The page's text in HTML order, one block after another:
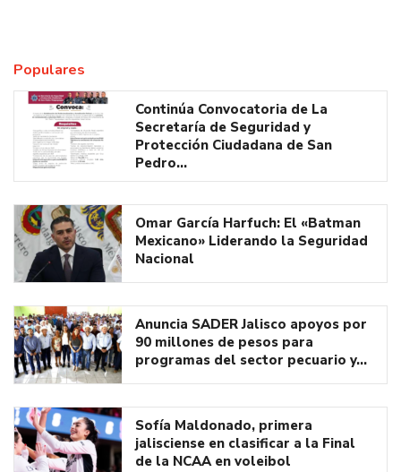
Populares
Continúa Convocatoria de La
Secretaría de Seguridad y
Protección Ciudadana de San
Pedro…
Omar García Harfuch: El «Batman
Mexicano» Liderando la Seguridad
Nacional
Anuncia SADER Jalisco apoyos por
90 millones de pesos para
programas del sector pecuario y…
Sofía Maldonado, primera
jalisciense en clasificar a la Final
de la NCAA en voleibol